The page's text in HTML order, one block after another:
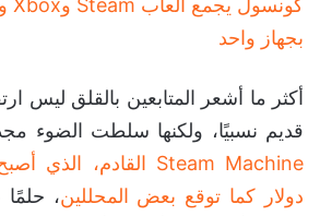
بجهاز واحد
أكثر ما أشعر المتابعين بالقلق ليس
قديم نسبيًا، ولكنها سلطت الضوء
دولار كما توقع بعض المحللين، حلمًا